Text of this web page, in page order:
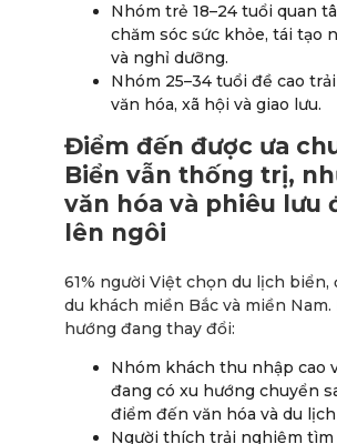
Nhóm trẻ 18–24 tuổi quan
chăm sóc sức khỏe, tái tạo
và nghỉ dưỡng.
Nhóm 25–34 tuổi đề cao
văn hóa, xã hội và giao lưu.
Điểm đến được ưa
Biển vẫn thống trị,
văn hóa và phiêu lưu
lên ngôi
61% người Việt chọn du lịch biển,
du khách miền Bắc và miền Nam.
hướng đang thay đổi:
Nhóm khách thu nhập cao
đang có xu hướng chuyển
điểm đến văn hóa và du
Người thích trải nghiệm